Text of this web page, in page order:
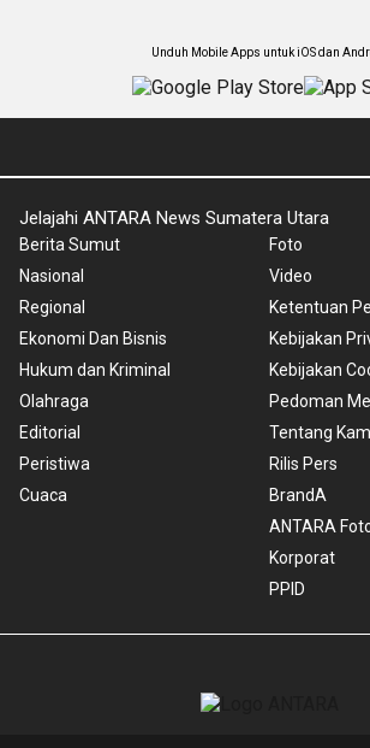
Unduh Mobile Apps untuk iOS dan
Jelajahi ANTARA News Sumatera Utara
Berita Sumut
Nasional
Regional
Ekonomi Dan Bisnis
Hukum dan Kriminal
Olahraga
Editorial
Peristiwa
Cuaca
Foto
Video
Ketentuan
Kebijakan
Kebijakan
Pedoman
Tentang
Rilis Pers
BrandA
ANTARA
Korporat
PPID